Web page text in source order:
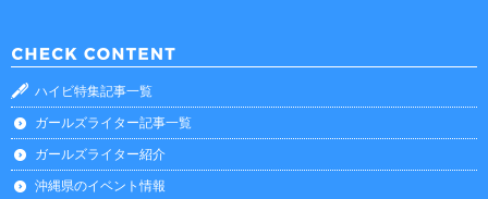
ハイビ特集記事一覧
ガールズライター記事一覧
ガールズライター紹介
沖縄県のイベント情報